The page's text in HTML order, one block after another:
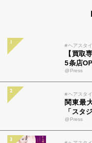
#ヘアスタ
【買取
5条店
@Press
#ヘアスタ
関東最
「スタ
市・高
@Press